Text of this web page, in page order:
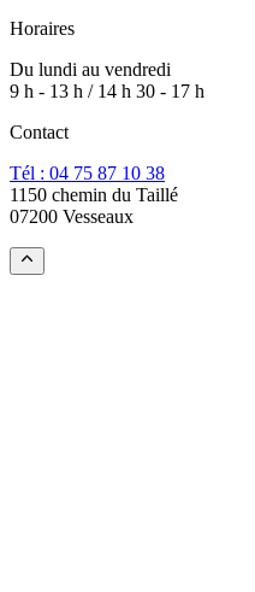
Horaires
Du lundi au vendredi
9 h - 13 h / 14 h 30 - 17 h
Contact
Tél : 04 75 87 10 38
1150 chemin du Taillé
07200 Vesseaux